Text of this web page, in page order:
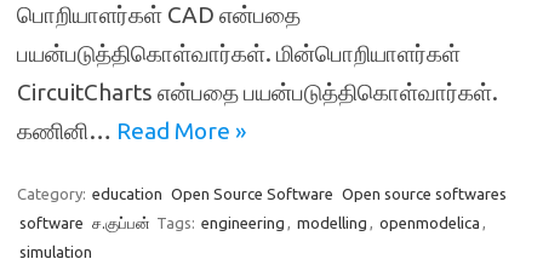
பொறியாளர்கள் CAD என்பதை
பயன்படுத்திகொள்வார்கள். மின்பொறியாளர்கள்
CircuitCharts என்பதை பயன்படுத்திகொள்வார்கள்.
கணினி… Read More »
Category: education Open Source Software Open source softwares
software ச.குப்பன் Tags: engineering , modelling , openmodelica ,
simulation